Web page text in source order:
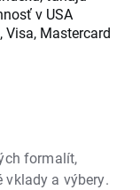
v USA
Visa, Mastercard
formalít,
vklady a výbery.